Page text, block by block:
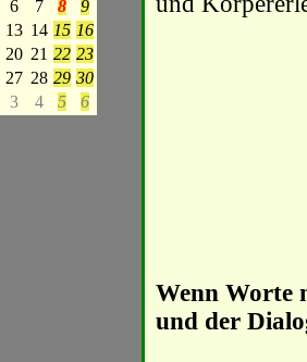
6 7 8
9
13 14 15 16
20 21 22 23
27 28 29 30
3 4 5 6
Wenn Worte
und der